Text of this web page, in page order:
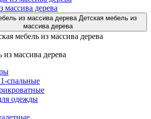
массива дерева
Детская мебель из
массива дерева
из массива дерева
спальные
одежды